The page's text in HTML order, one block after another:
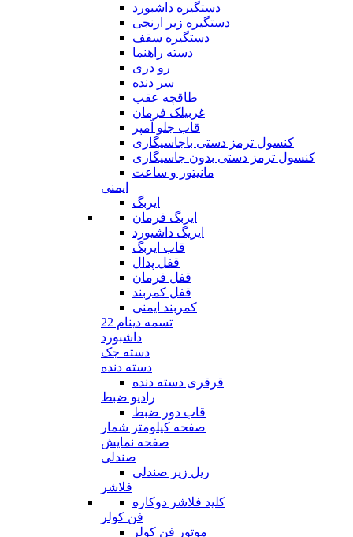
دستگیره داشبورد
دستگیره زیر ارنجی
دستگیره سقف
دسته راهنما
رو دری
سر دنده
طاقچه عقب
غربیلک فرمان
قاب جلو آمپر
کنسول ترمز دستی باجاسیگاری
کنسول ترمز دستی بدون جاسیگاری
مانیتور و ساعت
ایمنی
ایربگ
ایربگ فرمان
ایریگ داشیورد
قاب ایربگ
قفل پدال
قفل فرمان
قفل کمربند
کمربند ایمنی
تسمه دینام 22
داشبورد
دسته جک
دسته دنده
قرقری دسته دنده
رادیو ضبط
قاب دور ضبط
صفحه کیلومتر شمار
صفحه نمایش
صندلی
ریل زیر صندلی
فلاشر
کلید فلاشر دوکاره
فن کولر
موتور فن کولر